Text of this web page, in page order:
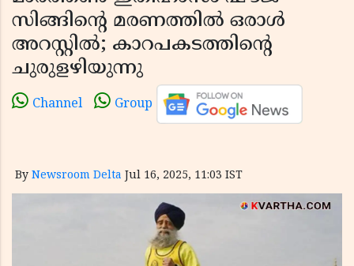
സിങ്ങിന്റെ മരണത്തിൽ ഒരാൾ
അറസ്റ്റിൽ; കാറപകടത്തിന്റെ
ചുരുളഴിയുന്നു
Channel Group
By Newsroom Delta Jul 16, 2025, 11:03 IST